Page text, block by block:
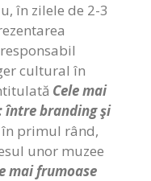
în zilele de 2-3
cultural în
Cele mai
între branding şi
în primul rând,
unor muzee
mai frumoase